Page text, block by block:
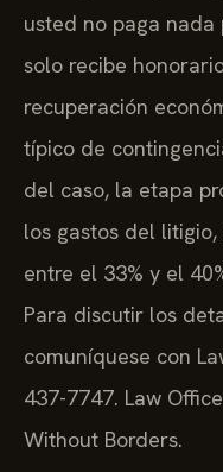
usted no paga
solo recibe
recuperación
típico de
del caso, la etapa
los gastos del
entre el 33% y el
Para discutir los
comuníquese con
437-7747. Law
Without Borders.